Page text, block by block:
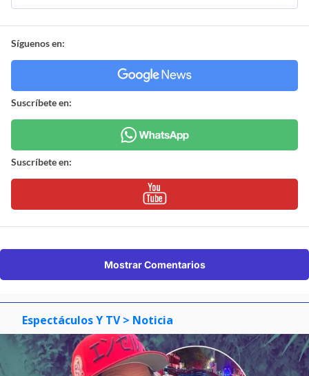
Síguenos en:
Suscríbete en:
Suscríbete en:
Mostrar Comentarios
Espectáculos Y TV > Noticia